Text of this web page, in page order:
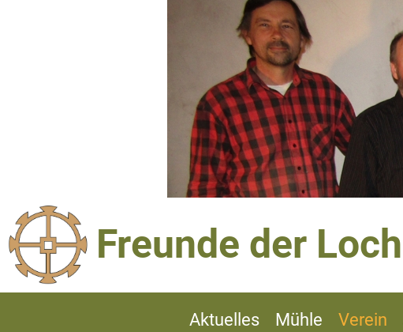
Freunde der
Aktuelles Mühle Verein